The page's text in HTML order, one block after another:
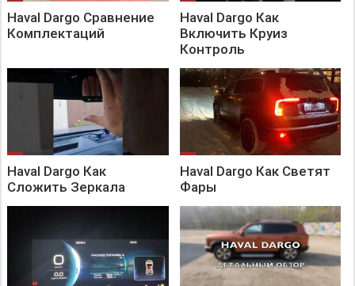
Haval Dargo Сравнение
Комплектаций
Haval Dargo Как
Включить Круиз
Контроль
Haval Dargo Как
Сложить Зеркала
Haval Dargo Как Светят
Фары